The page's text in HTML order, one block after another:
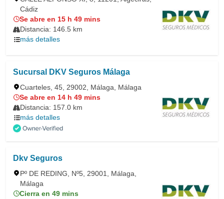
Cádiz
Se abre en 15 h 49 mins
Distancia: 146.5 km
más detalles
Sucursal DKV Seguros Málaga
Cuarteles, 45, 29002, Málaga, Málaga
Se abre en 14 h 49 mins
Distancia: 157.0 km
más detalles
Dkv Seguros
Pº DE REDING, Nº5, 29001, Málaga,
Málaga
Cierra en 49 mins